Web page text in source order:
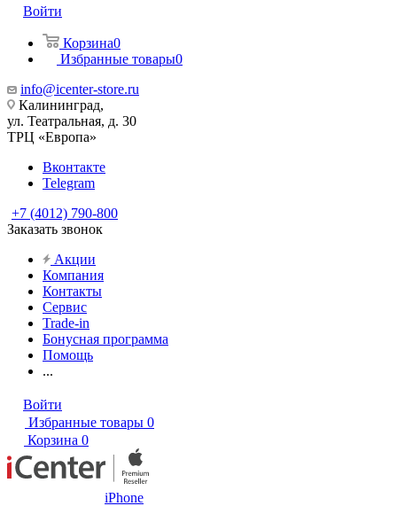
Войти
Корзина0
Избранные товары0
info@icenter-store.ru
Калининград,
ул. Театральная, д. 30
ТРЦ «Европа»
Вконтакте
Telegram
+7 (4012) 790-800
Заказать звонок
Акции
Компания
Контакты
Сервис
Trade-in
Бонусная программа
Помощь
...
Войти
Избранные товары 0
Корзина 0
iPhone